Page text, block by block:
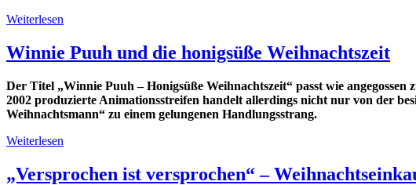
Weiterlesen
Winnie Puuh und die honigsüße Weihnachtszeit
Der Titel „Winnie Puuh – Honigsüße Weihnachtszeit“ passt wie
2002 produzierte Animationsstreifen handelt allerdings nicht nur von der
Weihnachtsmann“ zu einem gelungenen Handlungsstrang.
Weiterlesen
„Versprochen ist versprochen“ –